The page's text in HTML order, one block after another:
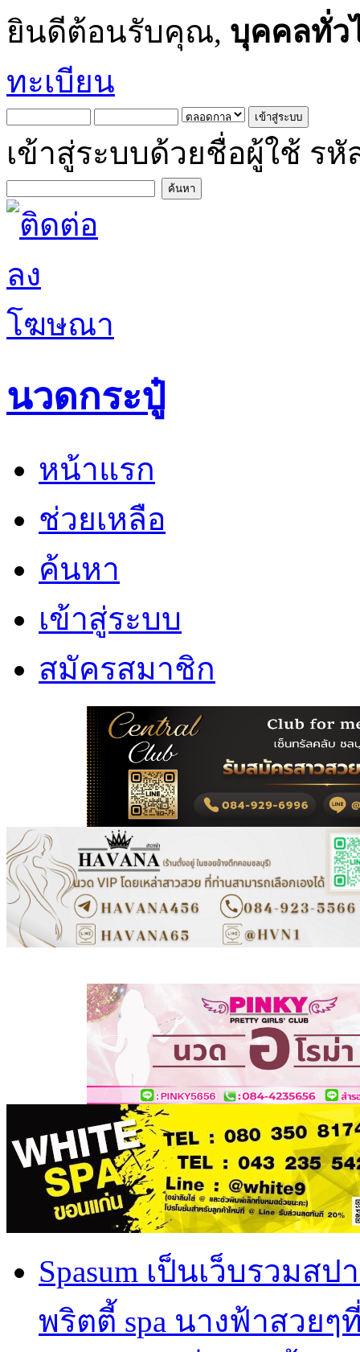
ยินดีต้อนรับคุณ, บุคคลทั่ว
ทะเบียน
เข้าสู่ระบบด้วยชื่อผู้ใช้ รหั
นวดกระปู๋
หน้าแรก
ช่วยเหลือ
ค้นหา
เข้าสู่ระบบ
สมัครสมาชิก
Spasum เป็นเว็บรวม
พริตตี้ spa นางฟ้าสวย